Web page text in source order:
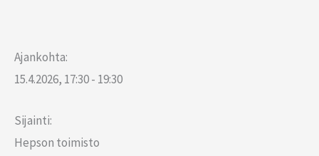
Ajankohta:
15.4.2026, 17:30 - 19:30
Sijainti:
Hepson toimisto